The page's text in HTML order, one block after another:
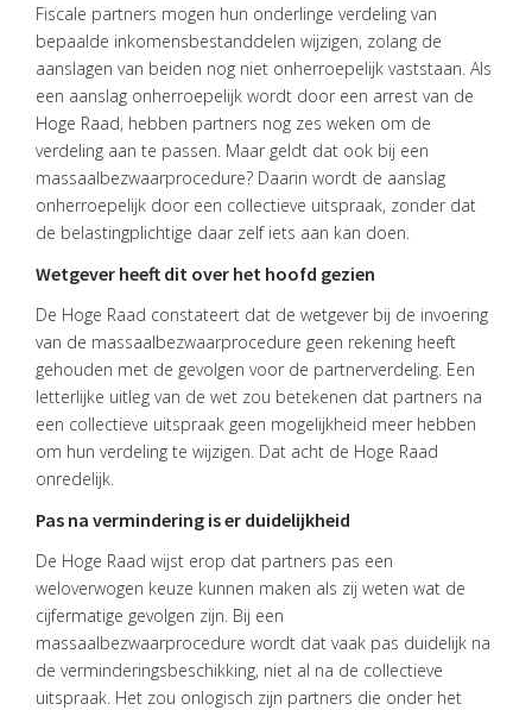
TEAM
ACTUEEL
VACATURES
CONTACT
Fiscale partners mogen hun onderlinge verdeling van
bepaalde inkomensbestanddelen wijzigen, zolang de
aanslagen van beiden nog niet onherroepelijk vaststaan. Als
een aanslag onherroepelijk wordt door een arrest van de
Hoge Raad, hebben partners nog zes weken om de
verdeling aan te passen. Maar geldt dat ook bij een
massaalbezwaarprocedure? Daarin wordt de aanslag
onherroepelijk door een collectieve uitspraak, zonder dat
de belastingplichtige daar zelf iets aan kan doen.
Wetgever heeft dit over het hoofd gezien
De Hoge Raad constateert dat de wetgever bij de invoering
van de massaalbezwaarprocedure geen rekening heeft
gehouden met de gevolgen voor de partnerverdeling. Een
letterlijke uitleg van de wet zou betekenen dat partners na
een collectieve uitspraak geen mogelijkheid meer hebben
om hun verdeling te wijzigen. Dat acht de Hoge Raad
onredelijk.
Pas na vermindering is er duidelijkheid
De Hoge Raad wijst erop dat partners pas een
weloverwogen keuze kunnen maken als zij weten wat de
cijfermatige gevolgen zijn. Bij een
massaalbezwaarprocedure wordt dat vaak pas duidelijk na
de verminderingsbeschikking, niet al na de collectieve
uitspraak. Het zou onlogisch zijn partners die onder het